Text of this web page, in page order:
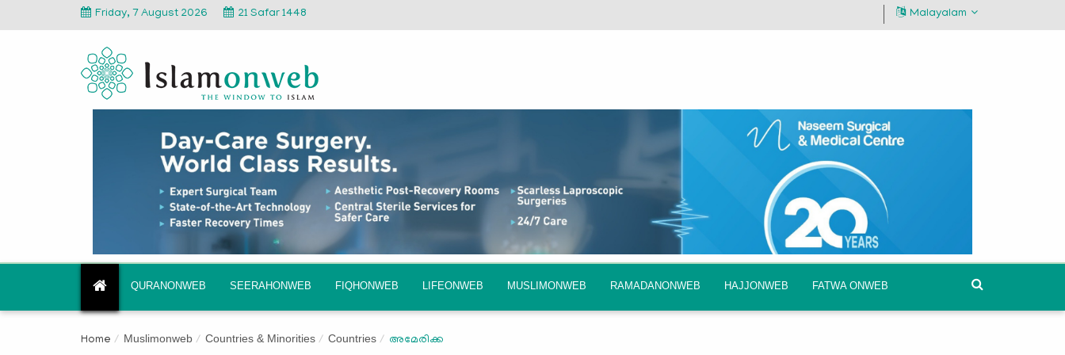
Friday, 7 August 2026 21 Safar 1448 Malayalam
QURANONWEB SEERAHONWEB FIQHONWEB LIFEONWEB MUSLIMONWEB RAMADANONWEB HAJJONWEB FATWA ONWEB
Home Muslimonweb Countries & Minorities Countries അമേരിക്ക